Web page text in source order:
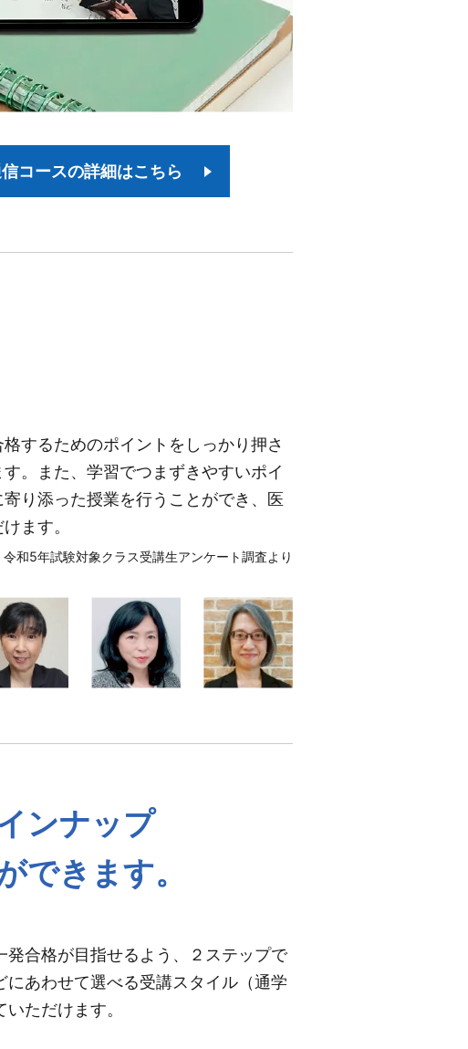
コースの詳細はこちら
するためのポイントをしっかり押さ
。また、学習でつまずきやすいポイ
り添った授業を行うことができ、医
ます。
和5年試験対象クラス受講生アンケート調査より
ンナップ
できます。
合格が目指せるよう、２ステップで
あわせて選べる受講スタイル（通学
ただけます。